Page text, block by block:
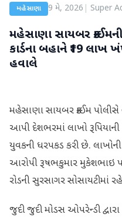
મહેસાણા 9 મે, 2026 Super
મહેસાણા સાયબર
કાર્ડના બહાને ₹19
હવાલે
મહેસાણા સાયબર ક્રાઈમ પોલીસે
આપી દેશભરમાં લાખો
યુવકની ધરપકડ કરી છે.
આરોપી રૂષભકુમાર મુકેશભાઇ
રોડની સુરસાગર સોસાયટીમાં
જુદી જુદી ​મોડસ ઓપરેન્ડી દ્વારા